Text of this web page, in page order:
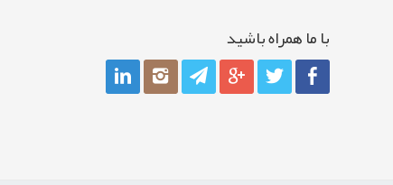
با ما همراه باشيد